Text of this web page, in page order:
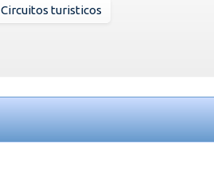
Circuitos turisticos